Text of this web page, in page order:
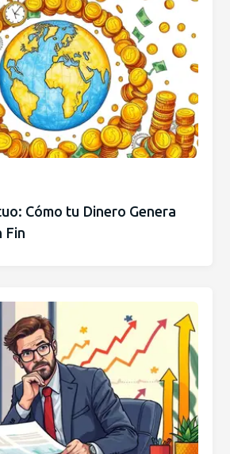
Cómo tu Dinero Genera
Fin